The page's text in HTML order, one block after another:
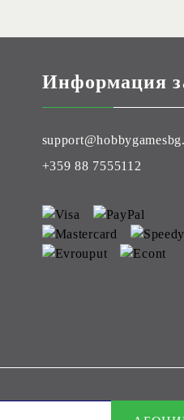
Информация
+359 88 7555112